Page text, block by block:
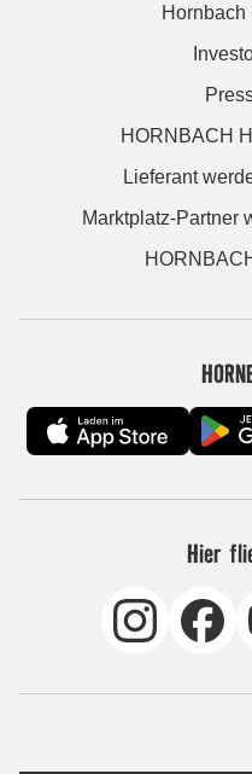
Hornbach
HORNBACH
Lieferant
Marktplatz-Partner
Hier